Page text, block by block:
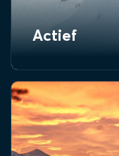
Actief